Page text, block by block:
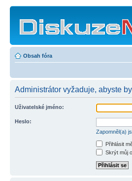
Obsah fóra
Administrátor vyžaduje, abyste
Uživatelské jméno:
Heslo:
Zapomněl(a)
Přihlásit
Skrýt můj